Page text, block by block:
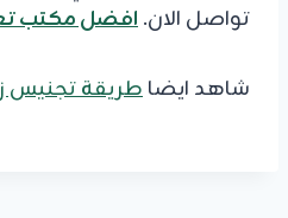
تواصل الان.افضل مكتب
شاهد ايضاطريقة تجنيس